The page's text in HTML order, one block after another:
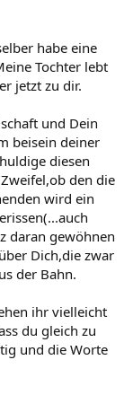
habe eine
Tochter lebt
jetzt zu dir.
und Dein
beisein deiner
diesen
den die
wird ein
daran gewöhnen
Dich,die zwar
der Bahn.
ihr vielleicht
du gleich zu
und die Worte